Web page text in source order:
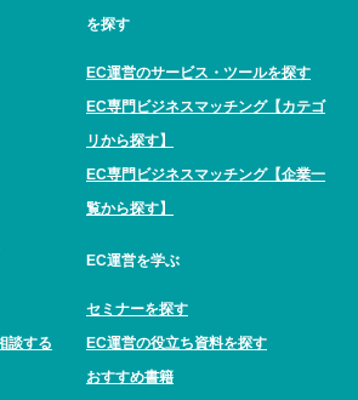
談する
を探す
EC運営のサービス・ツールを探す
EC専門ビジネスマッチング【カテゴ
リから探す】
EC専門ビジネスマッチング【企業一
覧から探す】
EC運営を学ぶ
セミナーを探す
EC運営の役立ち資料を探す
おすすめ書籍